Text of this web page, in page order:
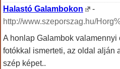
Halastó Galambokon
-
http://www.szeporszag.hu/
A honlap Galambok valamennyi
fotókkal ismerteti, az oldal alján
szép képet..